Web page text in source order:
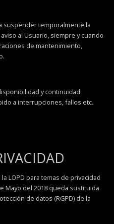
suspender temporalmente la
al Usuario, siempre y cuando
de mantenimiento,
y continuidad
a interrupciones, fallos etc..
LOPD para temas de privacidad
Mayo del 2018 queda sustituida
de datos (RGPD) de la